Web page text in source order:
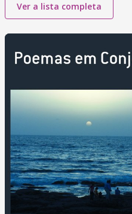
Ver a lista completa